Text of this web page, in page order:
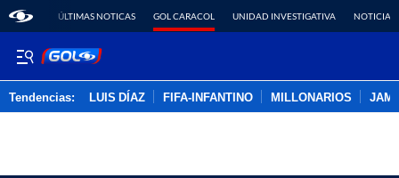
ÚLTIMAS NOTICAS GOL CARACOL UNIDAD INVESTIGATIVA NOTICIAS
Tendencias: LUIS DÍAZ FIFA-INFANTINO MILLONARIOS